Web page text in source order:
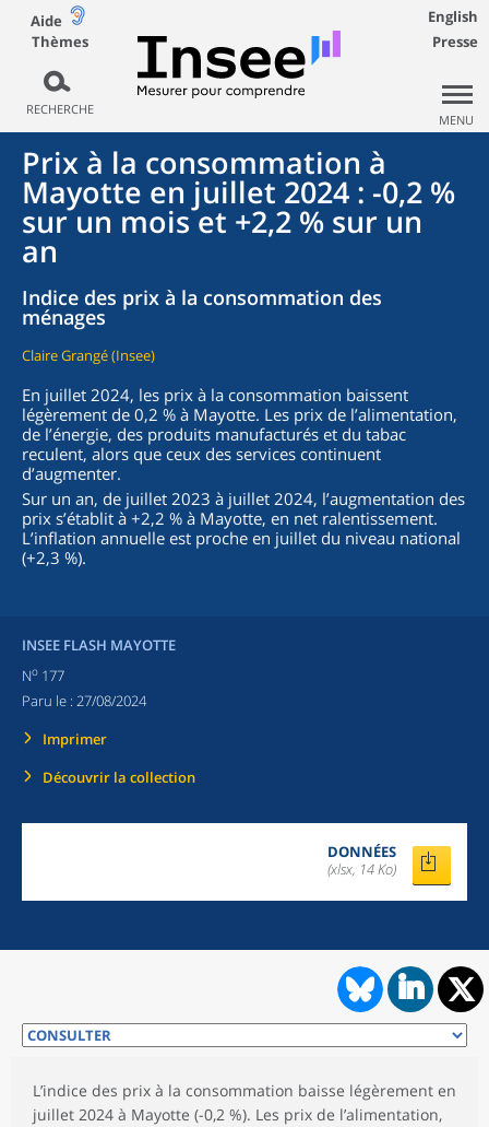
Aide
Thèmes
RECHERCHE
English
Presse
MENU
Prix à la consommation à
Mayotte en juillet 2024 : -0,2 %
sur un mois et +2,2 % sur un
an
Indice des prix à la consommation des
ménages
Claire Grangé (Insee)
En juillet 2024, les prix à la consommation baissent
légèrement de 0,2 % à Mayotte. Les prix de l’alimentation,
de l’énergie, des produits manufacturés et du tabac
reculent, alors que ceux des services continuent
d’augmenter.
Sur un an, de juillet 2023 à juillet 2024, l’augmentation des
prix s’établit à +2,2 % à Mayotte, en net ralentissement.
L’inflation annuelle est proche en juillet du niveau national
(+2,3 %).
INSEE FLASH MAYOTTE
No 177
Paru le : 27/08/2024
Imprimer
Découvrir la collection
DONNÉES
(xlsx, 14 Ko)
L’indice des prix à la consommation baisse légèrement en
juillet 2024 à Mayotte (-0,2 %). Les prix de l’alimentation,